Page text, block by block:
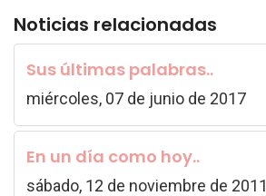
Noticias relacionadas
Sus últimas palabras..
miércoles, 07 de junio de 2017
En un día como hoy..
sábado, 12 de noviembre de 2011